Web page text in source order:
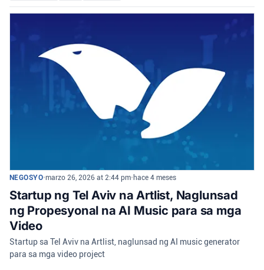
NEGOSYO•marzo 26, 2026 at 2:44 pm• hace 4 meses
Startup ng Tel Aviv na Artlist, Naglunsad
ng Propesyonal na AI Music para sa mga
Video
Startup sa Tel Aviv na Artlist, naglunsad ng AI music generator
para sa mga video project